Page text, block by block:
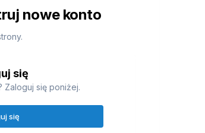
nowe konto
się
Zaloguj się poniżej.
się